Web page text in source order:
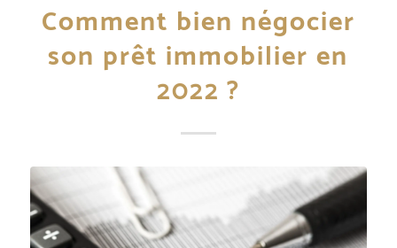
Comment bien négocier
son prêt immobilier en
2022 ?